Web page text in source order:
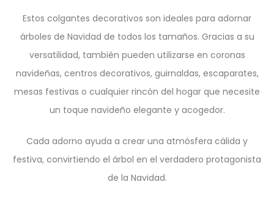
Estos colgantes decorativos son ideales para adornar
árboles de Navidad de todos los tamaños. Gracias a su
versatilidad, también pueden utilizarse en coronas
navideñas, centros decorativos, guirnaldas, escaparates,
mesas festivas o cualquier rincón del hogar que necesite
un toque navideño elegante y acogedor.
Cada adorno ayuda a crear una atmósfera cálida y
festiva, convirtiendo el árbol en el verdadero protagonista
de la Navidad.